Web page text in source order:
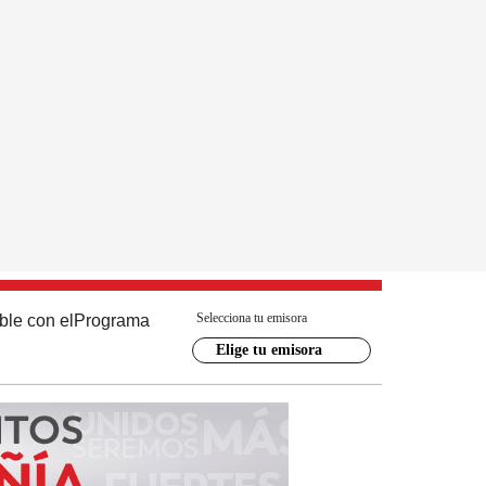
con el Programa Selecciona tu emisora
Elige tu emisora